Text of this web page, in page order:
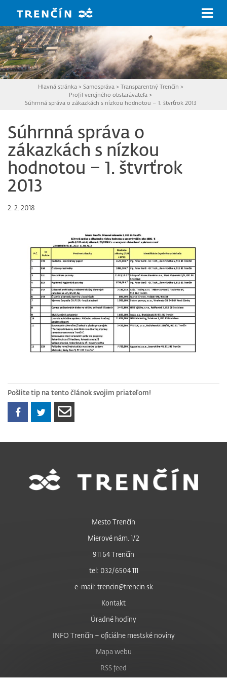
Hlavná stránka > Samospráva > Transparentný Trenčín >
Profil verejného obstarávateľa >
Súhrnná správa o zákazkách s nízkou hodnotou – 1. štvrťrok 2013
Súhrnná správa o
zákazkách s nízkou
hodnotou – 1. štvrťrok
2013
2. 2. 2018
Pošlite tip na tento článok svojim priateľom!
Mesto Trenčín
Mierové nám. 1/2
911 64 Trenčín
tel: 032/6504 111
e-mail: trencin@trencin.sk
Kontakt
Úradné hodiny
INFO Trenčín – oficiálne mestské noviny
Mapa webu
RSS feed